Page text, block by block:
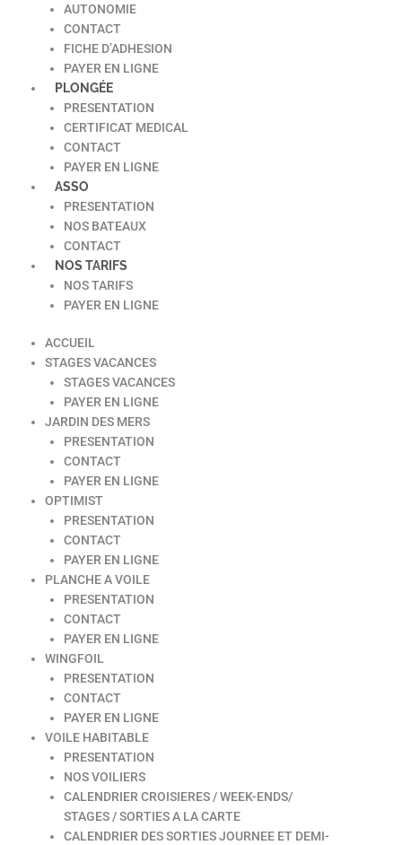
AUTONOMIE
CONTACT
FICHE D’ADHESION
PAYER EN LIGNE
PLONGÉE
PRESENTATION
CERTIFICAT MEDICAL
CONTACT
PAYER EN LIGNE
ASSO
PRESENTATION
NOS BATEAUX
CONTACT
NOS TARIFS
NOS TARIFS
PAYER EN LIGNE
ACCUEIL
STAGES VACANCES
STAGES VACANCES
PAYER EN LIGNE
JARDIN DES MERS
PRESENTATION
CONTACT
PAYER EN LIGNE
OPTIMIST
PRESENTATION
CONTACT
PAYER EN LIGNE
PLANCHE A VOILE
PRESENTATION
CONTACT
PAYER EN LIGNE
WINGFOIL
PRESENTATION
CONTACT
PAYER EN LIGNE
VOILE HABITABLE
PRESENTATION
NOS VOILIERS
CALENDRIER CROISIERES / WEEK-ENDS/
STAGES / SORTIES A LA CARTE
CALENDRIER DES SORTIES JOURNEE ET DEMI-